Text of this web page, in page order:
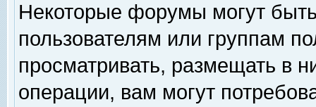
Некоторые форумы могут
пользователям или группам
просматривать, размещать в
операции, вам могут